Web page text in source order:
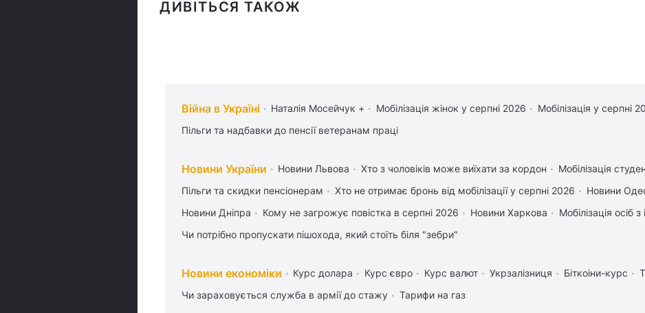
ДИВІТЬСЯ ТАКОЖ
Війна в Україні Наталія Мосейчук + Мобілізація жінок у серпні 2026
Мобілізація у серпні
Пільги та надбавки до пенсії ветеранам праці
Новини України Новини Львова Хто з чоловіків може виїхати за кордон Мобілізація
Пільги та скидки пенсіонерам
Хто не отримає бронь від мобілізації у серпні 2026 Новини
Новини Дніпра
Кому не загрожує повістка в серпні 2026 Новини Харкова
Мобілізація осіб
Чи потрібно пропускати пішохода, який стоїть біля "зебри"
Новини економіки Курс долара Курс євро Курс валют Укрзалізниця Біткоіни-курс
Чи зараховується служба в армії до стажу
Тарифи на газ